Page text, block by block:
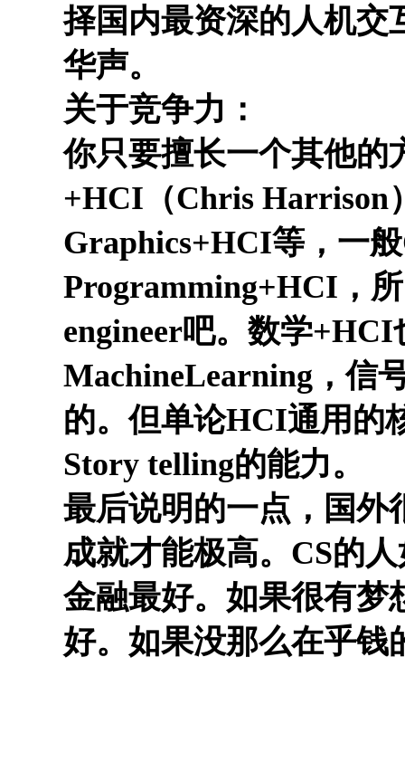
择国内最资深的人机交
华声。
关于竞争力：
你只要擅长一个其他
+HCI（Chris Harrison
Graphics+HCI等，一
Programming+HCI，
engineer吧。数学
MachineLearning，信
的。但单论HCI通用的
Story telling的能力。
最后说明的一点，国外
成就才能极高。CS的
金融最好。如果很有梦
好。如果没那么在乎钱